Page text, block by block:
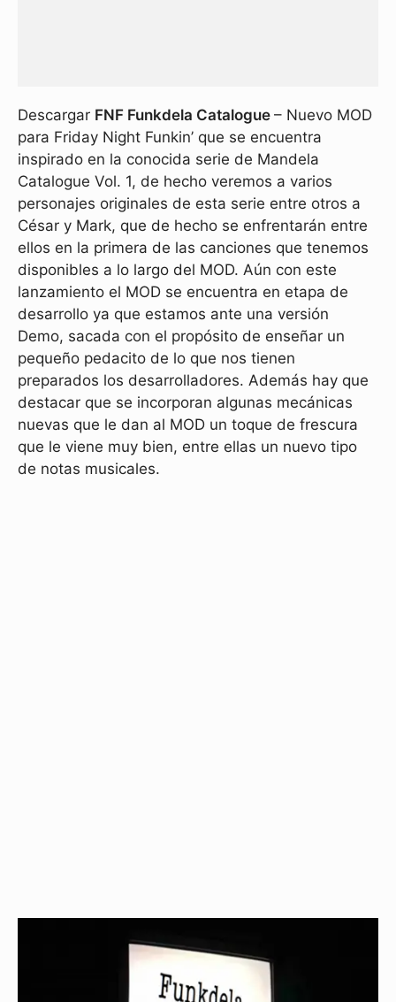
Descargar FNF Funkdela Catalogue – Nuevo MOD
para Friday Night Funkin’ que se encuentra
inspirado en la conocida serie de Mandela
Catalogue Vol. 1, de hecho veremos a varios
personajes originales de esta serie entre otros a
César y Mark, que de hecho se enfrentarán entre
ellos en la primera de las canciones que tenemos
disponibles a lo largo del MOD. Aún con este
lanzamiento el MOD se encuentra en etapa de
desarrollo ya que estamos ante una versión
Demo, sacada con el propósito de enseñar un
pequeño pedacito de lo que nos tienen
preparados los desarrolladores. Además hay que
destacar que se incorporan algunas mecánicas
nuevas que le dan al MOD un toque de frescura
que le viene muy bien, entre ellas un nuevo tipo
de notas musicales.